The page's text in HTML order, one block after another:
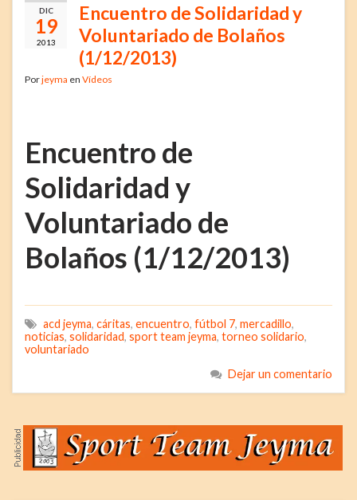
DIC
19
2013
Encuentro de Solidaridad y
Voluntariado de Bolaños
(1/12/2013)
Porjeyma en Vídeos
Encuentro de
Solidaridad y
Voluntariado de
Bolaños (1/12/2013)
acd jeyma, cáritas, encuentro, fútbol 7, mercadillo,
noticias, solidaridad, sport team jeyma, torneo solidario,
voluntariado
Dejar un comentario